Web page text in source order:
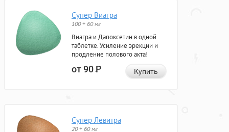
Супер Виагра
100 + 60 мг
Виагра и Дапоксетин в одной
таблетке. Усиление эрекции и
продление полового акта!
от 90Р Купить
Супер Левитра
20 + 60 мг